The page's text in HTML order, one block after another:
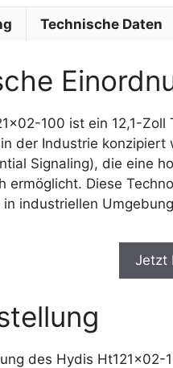
Technische Daten
100 ist ein 12,1-
der Industrie
Signaling), die eine
ermöglicht. Diese
industriellen
Jetzt
des Hydis